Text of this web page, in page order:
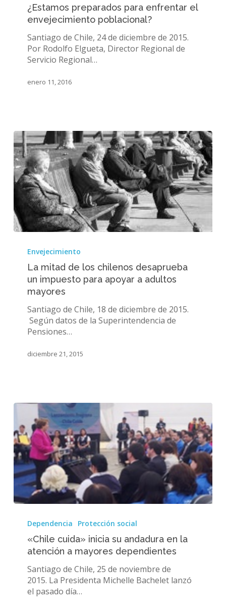
enfrentar
envejecimiento
poblacional?
¿Estamos preparados para enfrentar el
envejecimiento poblacional?
Santiago de Chile, 24 de diciembre de 2015.
Por Rodolfo Elgueta, Director Regional de
Servicio Regional…
enero 11, 2016
mitad
chilenos
desaprueba
impuesto
para
apoyar
adultos
Envejecimiento
La mitad de los chilenos desaprueba
un impuesto para apoyar a adultos
mayores
Santiago de Chile, 18 de diciembre de 2015.
Según datos de la Superintendencia de
Pensiones…
diciembre 21, 2015
cuida»
andadura
atención
Dependencia Protección social
«Chile cuida» inicia su andadura en la
atención a mayores dependientes
Santiago de Chile, 25 de noviembre de
2015. La Presidenta Michelle Bachelet lanzó
el pasado día…